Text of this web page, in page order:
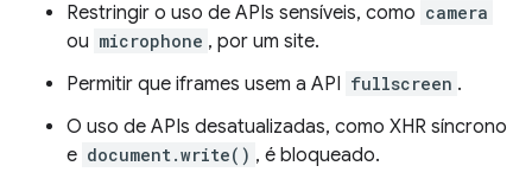
Restringir o uso de APIs sensíveis, como camera
ou microphone , por um site.
Permitir que iframes usem a API fullscreen .
O uso de APIs desatualizadas, como XHR síncrono
e document.write() , é bloqueado.